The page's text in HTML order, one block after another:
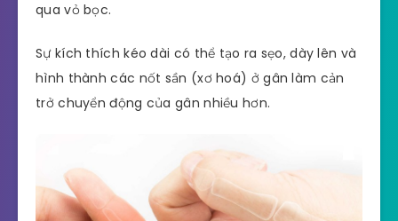
qua vỏ bọc.
Sự kích thích kéo dài có thể tạo ra sẹo, dày lên và
hình thành các nốt sần (xơ hoá) ở gân làm cản
trở chuyển động của gân nhiều hơn.